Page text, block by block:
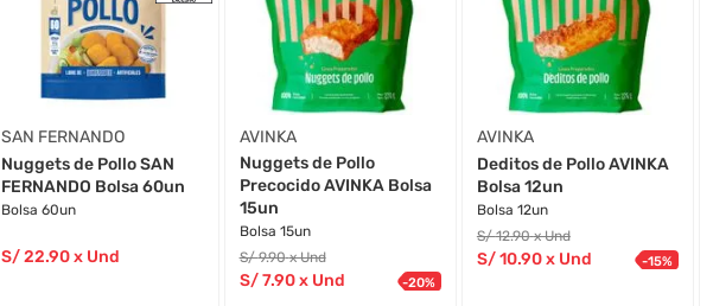
SAN FERNANDO
Nuggets de Pollo SAN
FERNANDO Bolsa 60un
Bolsa 60un
S/22.90x Und
AVINKA
Nuggets de Pollo
Precocido AVINKA Bolsa
15un
Bolsa 15un
S/9.90 x Und
S/7.90 x Und -20%
AVINKA
Deditos de Pollo AVINKA
Bolsa 12un
Bolsa 12un
S/12.90 x Und
S/10.90x Und -15%